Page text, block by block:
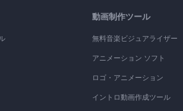
動画制作ツール
無料音楽ビジュアライザー
アニメーション ソフト
ロゴ・アニメーション
イントロ動画作成ツール